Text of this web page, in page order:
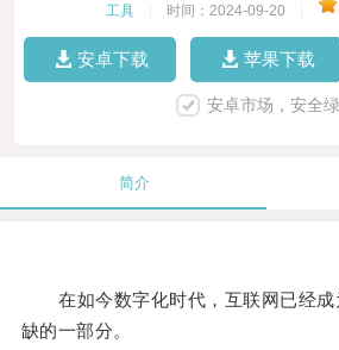
工具 时间：2024-09-20
安卓下载 苹果下载
安卓市场，安全
简介
在如今数字化时代，互联网已经成
缺的一部分。